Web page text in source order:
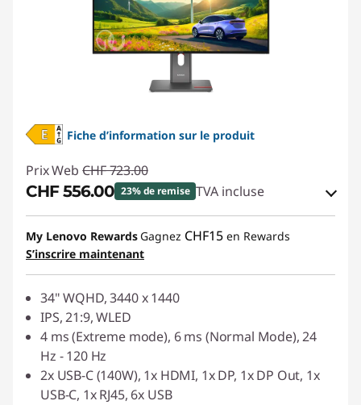
Fiche d’information sur le produit
Prix Web CHF 723.00
CHF 556.00 23% de remise TVA incluse
Bons de réduction en ligne :-CHF 167.00
Code de réduction :
My Lenovo Rewards Gagnez CHF15 en Rewards
S’inscrire maintenant
34" WQHD, 3440 x 1440
IPS, 21:9, WLED
4 ms (Extreme mode), 6 ms (Normal Mode), 24
Hz - 120 Hz
2x USB-C (140W), 1x HDMI, 1x DP, 1x DP Out, 1x
USB-C, 1x RJ45, 6x USB